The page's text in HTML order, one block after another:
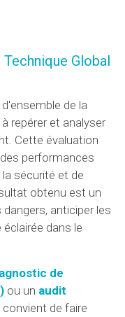
Global
de la
repérer et analyser
Cette évaluation
performances
sécurité et de
obtenu est un
anticiper les
dans le
de
ou un audit
convient de faire